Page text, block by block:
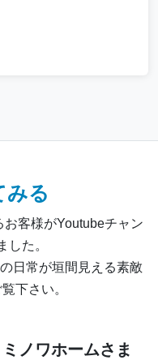
みる
客様がYoutubeチャン
した。
日常が垣間見える素敵
下さい。
ミノワホームさま